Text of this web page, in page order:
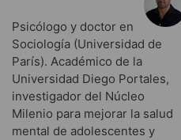
Psicólogo y doctor en
Sociología (Universidad de
París). Académico de la
Universidad Diego Portales,
investigador del Núcleo
Milenio para mejorar la salud
mental de adolescentes y